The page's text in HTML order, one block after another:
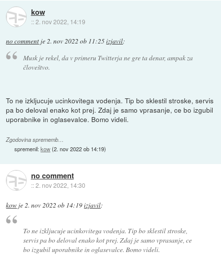
kow
::2. nov 2022, 14:19
no comment je2. nov 2022 ob 11:25izjavil:
Musk je rekel, da v primeru Twitterja ne gre ta denar, ampak za
človeštvo.
To ne izkljucuje ucinkovitega vodenja. Tip bo sklestil stroske, servis
pa bo deloval enako kot prej. Zdaj je samo vprasanje, ce bo izgubil
uporabnike in oglasevalce. Bomo videli.
Zgodovina sprememb…
spremenil:kow(2. nov 2022 ob 14:19)
no comment
::2. nov 2022, 14:30
kow je2. nov 2022 ob 14:19izjavil:
To ne izkljucuje ucinkovitega vodenja. Tip bo sklestil stroske,
servis pa bo deloval enako kot prej. Zdaj je samo vprasanje, ce
bo izgubil uporabnike in oglasevalce. Bomo videli.